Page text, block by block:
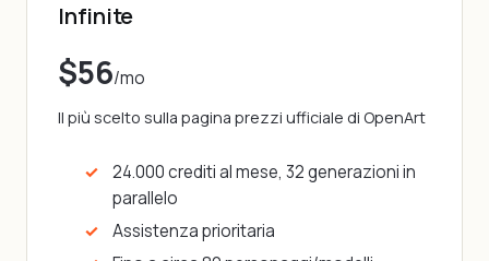
Infinite
$56/mo
Il più scelto sulla pagina prezzi ufficiale di OpenArt
24.000 crediti al mese, 32 generazioni in
parallelo
Assistenza prioritaria